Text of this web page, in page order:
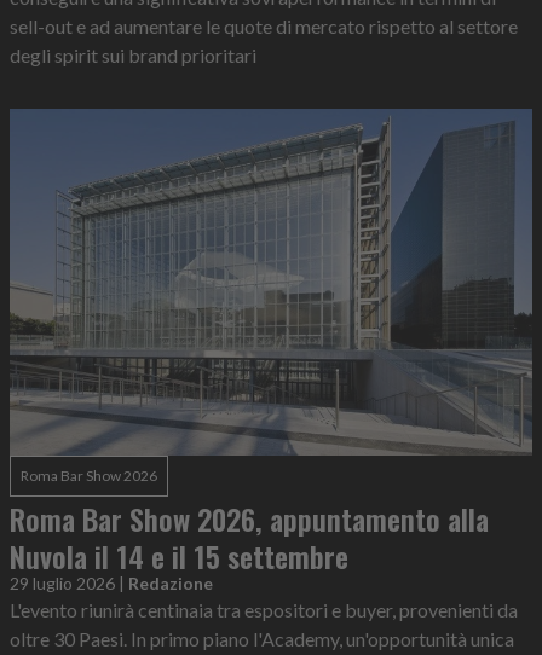
sell-out e ad aumentare le quote di mercato rispetto al settore
degli spirit sui brand prioritari
Roma Bar Show 2026
Roma Bar Show 2026, appuntamento alla
Nuvola il 14 e il 15 settembre
29 luglio 2026 | Redazione
L'evento riunirà centinaia tra espositori e buyer, provenienti da
oltre 30 Paesi. In primo piano l'Academy, un'opportunità unica